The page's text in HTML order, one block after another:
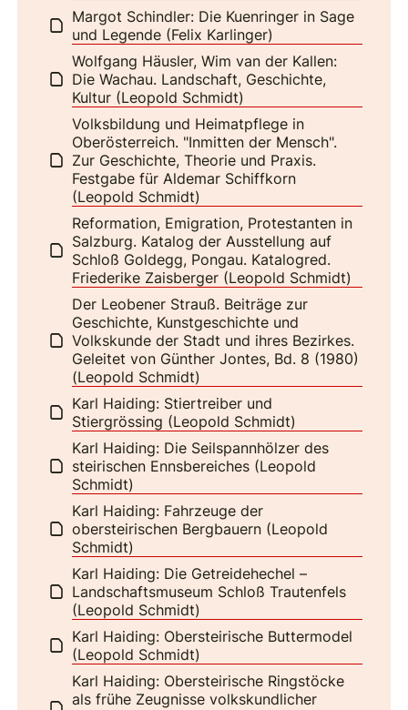
Margot Schindler: Die Kuenringer in Sage
und Legende (Felix Karlinger)
Wolfgang Häusler, Wim van der Kallen:
Die Wachau. Landschaft, Geschichte,
Kultur (Leopold Schmidt)
Volksbildung und Heimatpflege in
Oberösterreich. "Inmitten der Mensch".
Zur Geschichte, Theorie und Praxis.
Festgabe für Aldemar Schiffkorn
(Leopold Schmidt)
Reformation, Emigration, Protestanten in
Salzburg. Katalog der Ausstellung auf
Schloß Goldegg, Pongau. Katalogred.
Friederike Zaisberger (Leopold Schmidt)
Der Leobener Strauß. Beiträge zur
Geschichte, Kunstgeschichte und
Volkskunde der Stadt und ihres Bezirkes.
Geleitet von Günther Jontes, Bd. 8 (1980)
(Leopold Schmidt)
Karl Haiding: Stiertreiber und
Stiergrössing (Leopold Schmidt)
Karl Haiding: Die Seilspannhölzer des
steirischen Ennsbereiches (Leopold
Schmidt)
Karl Haiding: Fahrzeuge der
obersteirischen Bergbauern (Leopold
Schmidt)
Karl Haiding: Die Getreidehechel –
Landschaftsmuseum Schloß Trautenfels
(Leopold Schmidt)
Karl Haiding: Obersteirische Buttermodel
(Leopold Schmidt)
Karl Haiding: Obersteirische Ringstöcke
als frühe Zeugnisse volkskundlicher